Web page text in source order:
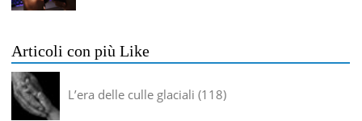
Articoli con più Like
L’era delle culle glaciali 118